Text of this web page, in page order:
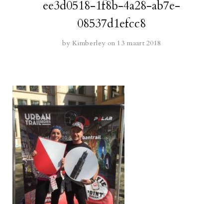
ee3d0518-1f8b-4a28-ab7e-
08537d1efcc8
by Kimberley on 13 maart 2018